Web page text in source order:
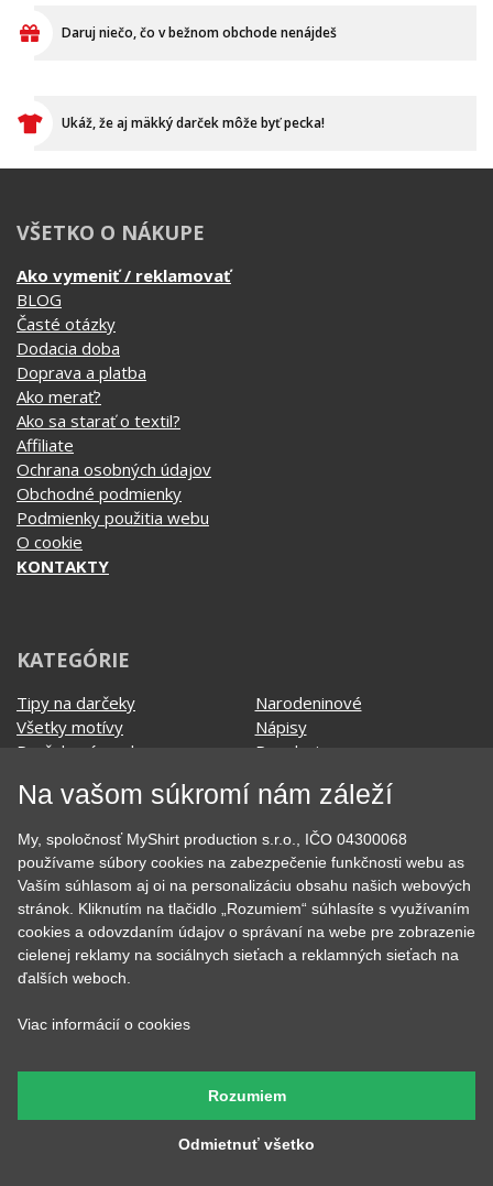
Daruj niečo, čo v bežnom obchode nenájdeš
Ukáž, že aj mäkký darček môže byť pecka!
VŠETKO O NÁKUPE
Ako vymeniť / reklamovať
BLOG
Časté otázky
Dodacia doba
Doprava a platba
Ako merať?
Ako sa starať o textil?
Affiliate
Ochrana osobných údajov
Obchodné podmienky
Podmienky použitia webu
O cookie
KONTAKTY
KATEGÓRIE
Tipy na darčeky
Všetky motívy
Darčekové poukazy
Hrnčeky
EKG - moje srdce bije
Evolúcia
Film a Seriál
Geek
Hobby
Hudobné
Kvetiny
Narodeninové
Nápisy
Povolania
Rodinné
Športy
Školské
Tehotenské tričká
Vianoce a Veľká noc
Vojenské
Významné dni
Na vašom súkromí nám záleží
My, spoločnosť MyShirt production s.r.o., IČO 04300068
používame súbory cookies na zabezpečenie funkčnosti webu as
Vaším súhlasom aj oi na personalizáciu obsahu našich webových
stránok. Kliknutím na tlačidlo „Rozumiem“ súhlasíte s využívaním
cookies a odovzdaním údajov o správaní na webe pre zobrazenie
cielenej reklamy na sociálnych sieťach a reklamných sieťach na
ďalších weboch.
Viac informácií o cookies
Odmietnuť všetko
Rozumiem